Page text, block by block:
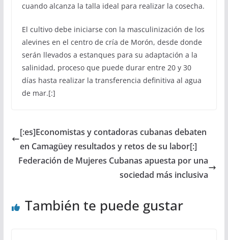
cuando alcanza la talla ideal para realizar la cosecha.
El cultivo debe iniciarse con la masculinización de los
alevines en el centro de cría de Morón, desde donde
serán llevados a estanques para su adaptación a la
salinidad, proceso que puede durar entre 20 y 30
días hasta realizar la transferencia definitiva al agua
de mar.[:]
[:es]Economistas y contadoras cubanas debaten
en Camagüey resultados y retos de su labor[:]
Federación de Mujeres Cubanas apuesta por una
sociedad más inclusiva
También te puede gustar